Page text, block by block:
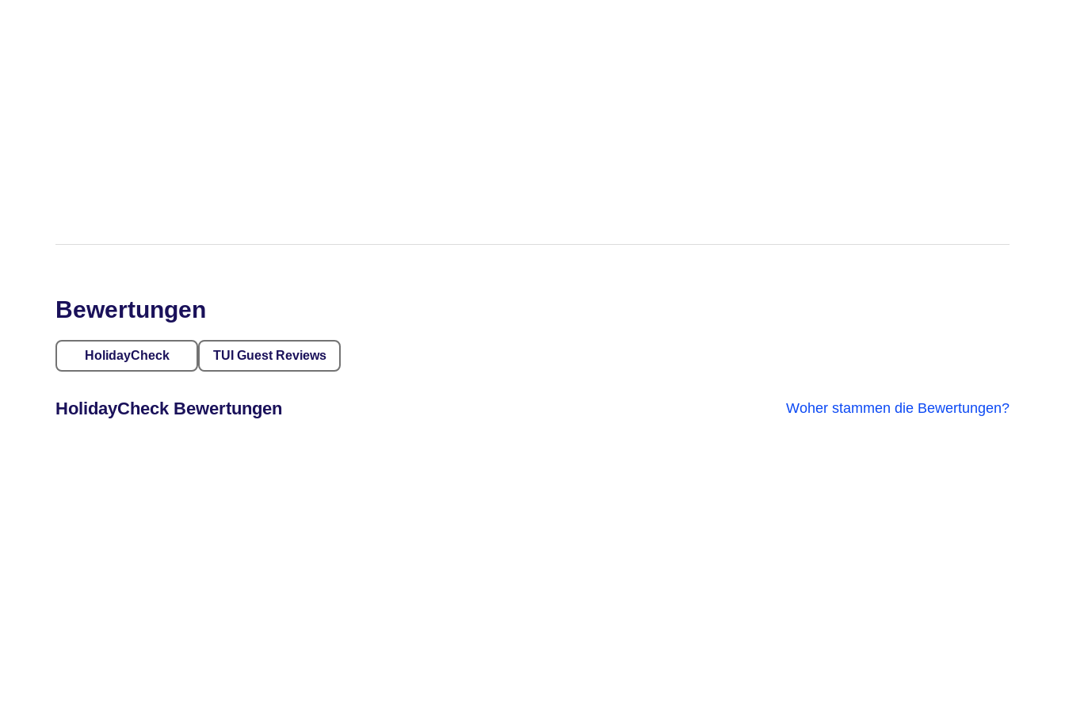
Bewertungen
HolidayCheck TUI Guest Reviews
HolidayCheck Bewertungen Woher stammen die Bewertungen?